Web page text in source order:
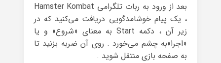
بعد از ورود به ربات تلگرامی Hamster Kombat
، یک پیام خوشامدگویی دریافت می‌کنید که در
زیر آن ، دکمه Start به معنای «شروع» و یا
«اجرا»به چشم می‌خورد . روی آن ضربه بزنید تا
به صفحه بازی منتقل شوید .